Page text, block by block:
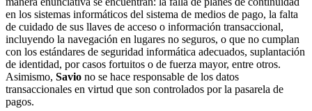
en los sistemas informáticos del sistema de medios de pago, la falta
de cuidado de sus llaves de acceso o información transaccional,
incluyendo la navegación en lugares no seguros, o que no cumplan
con los estándares de seguridad informática adecuados, suplantación
de identidad, por casos fortuitos o de fuerza mayor, entre otros.
Asimismo, Savio no se hace responsable de los datos
transaccionales en virtud que son controlados por la pasarela de
pagos.